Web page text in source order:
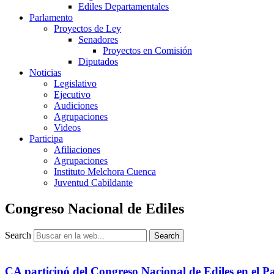
Ediles Departamentales
Parlamento
Proyectos de Ley
Senadores
Proyectos en Comisión
Diputados
Noticias
Legislativo
Ejecutivo
Audiciones
Agrupaciones
Videos
Participa
Afiliaciones
Agrupaciones
Instituto Melchora Cuenca
Juventud Cabildante
Congreso Nacional de Ediles
Search Search
CA participó del Congreso Nacional de Ediles en el